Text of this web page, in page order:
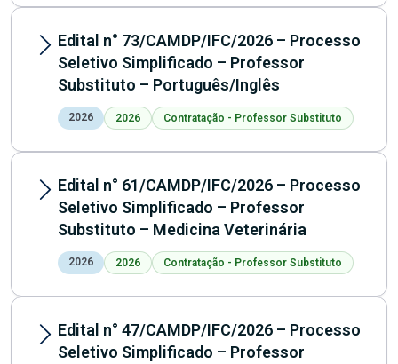
Edital n° 73/CAMDP/IFC/2026 – Processo
Seletivo Simplificado – Professor
Substituto – Português/Inglês
2026 2026 Contratação - Professor Substituto
Edital n° 61/CAMDP/IFC/2026 – Processo
Seletivo Simplificado – Professor
Substituto – Medicina Veterinária
2026 2026 Contratação - Professor Substituto
Edital n° 47/CAMDP/IFC/2026 – Processo
Seletivo Simplificado – Professor